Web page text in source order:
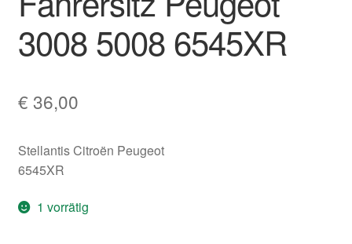
3008 5008 6545XR
€ 36,00
Stellantis Citroën Peugeot
6545XR
1 vorrätig